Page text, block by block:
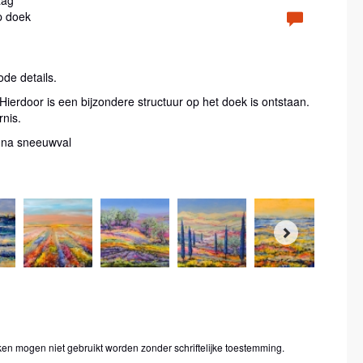
doek
details.
is een bijzondere structuur op het doek is ontstaan.
sneeuwval
mogen niet gebruikt worden zonder schriftelijke toestemming.